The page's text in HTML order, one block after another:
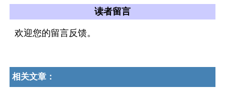
读者留言
欢迎您的留言反馈。
相关文章：